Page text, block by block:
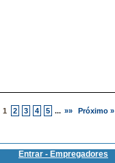
1 2 3 4 5 ... »» Próximo »
Entrar - Empregadores